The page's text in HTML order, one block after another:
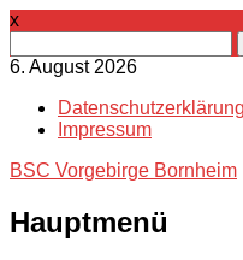
x
nach:
6. August 2026
Datenschutzerklärung
Impressum
BSC Vorgebirge Bornheim
Hauptmenü